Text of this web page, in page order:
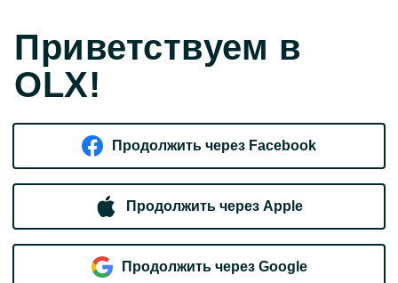
Приветствуем в
OLX!
Продолжить через Facebook
Продолжить через Apple
Продолжить через Google